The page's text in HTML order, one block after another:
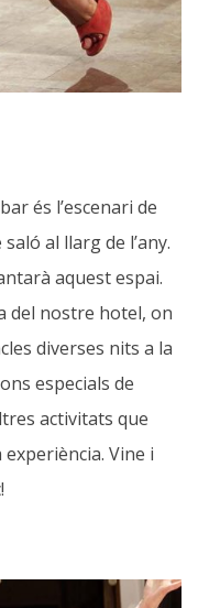
és l’escenari de
al llarg de l’any.
aquest espai.
del nostre hotel, on
diverses nits a la
especials de
activitats que
Vine i